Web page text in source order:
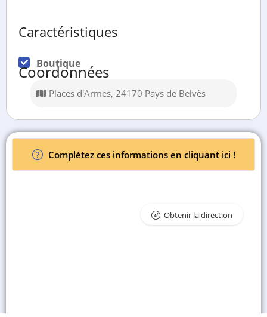
Caractéristiques
Boutique
Coordonnées
Places d'Armes, 24170 Pays de Belvès
Complétez ces informations en cliquant ici !
Obtenir la direction